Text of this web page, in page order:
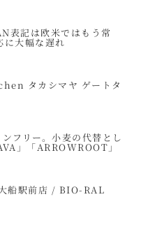
表記は欧米ではもう常
に大幅な遅れ
タカシマヤ ゲートタ
フリー。小麦の代替とし
」「ARROWROOT」
船駅前店 / BIO-RAL